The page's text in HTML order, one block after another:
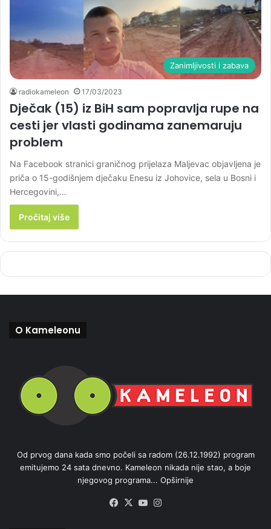
Zanimljivosti i zabava
radiokameleon 17/03/2023
Dječak (15) iz BiH sam popravlja rupe na
cesti jer vlasti godinama zanemaruju
problem
Na Facebook stranici graničnog prijelaza Maljevac objavljena je
priča o 15-godišnjem dječaku Enesu iz Johovice, sela u Bosni i
Hercegovini,…
Pročitaj više
O Kameleonu
Od prvog dana kada smo počeli sa radom (26.12.1992) program
emitujemo 24 sata dnevno. Kameleon nikada nije stao, a boje
njegovog programa... Opširnije
Facebook
X YouTube